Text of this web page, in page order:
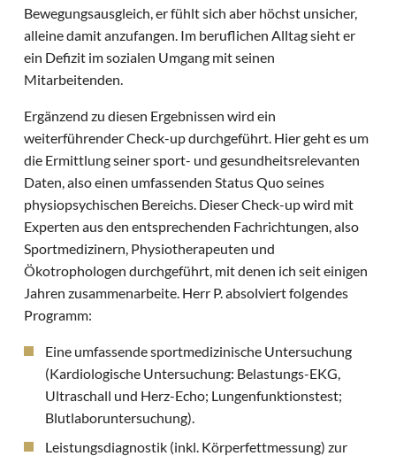
Bewegungsausgleich, er fühlt sich aber höchst unsicher,
alleine damit anzufangen. Im beruflichen Alltag sieht er
ein Defizit im sozialen Umgang mit seinen
Mitarbeitenden.
Ergänzend zu diesen Ergebnissen wird ein
weiterführender Check-up durchgeführt. Hier geht es um
die Ermittlung seiner sport- und gesundheitsrelevanten
Daten, also einen umfassenden Status Quo seines
physiopsychischen Bereichs. Dieser Check-up wird mit
Experten aus den entsprechenden Fachrichtungen, also
Sportmedizinern, Physiotherapeuten und
Ökotrophologen durchgeführt, mit denen ich seit einigen
Jahren zusammenarbeite. Herr P. absolviert folgendes
Programm:
Eine umfassende sportmedizinische Untersuchung
(Kardiologische Untersuchung: Belastungs-EKG,
Ultraschall und Herz-Echo; Lungenfunktionstest;
Blutlaboruntersuchung).
Leistungsdiagnostik (inkl. Körperfettmessung) zur